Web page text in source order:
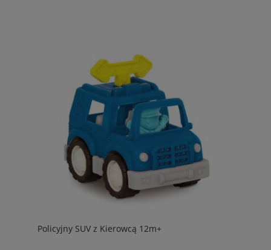
Policyjny SUV z Kierowcą 12m+